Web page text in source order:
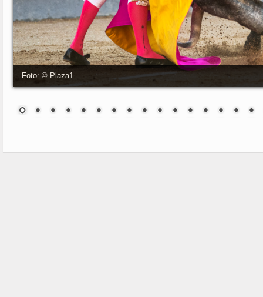
Foto: © Plaza1